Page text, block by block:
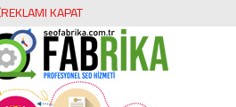
Foto Galeri
Bursa Haberleri
REKLAMI KAPAT